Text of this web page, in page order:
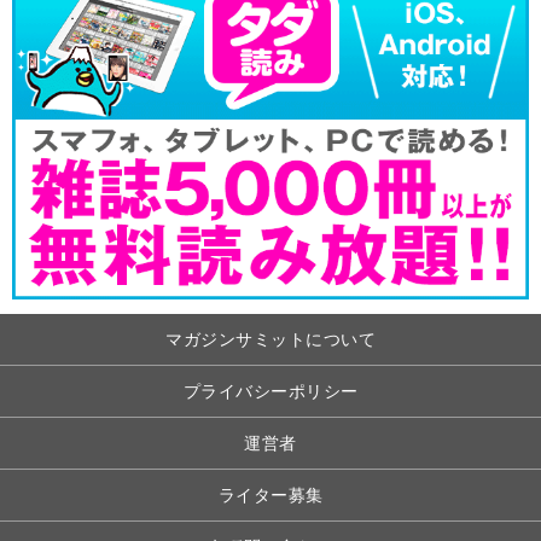
マガジンサミットについて
プライバシーポリシー
運営者
ライター募集